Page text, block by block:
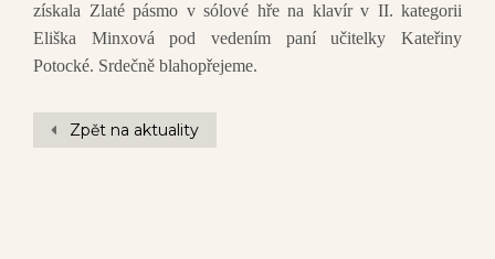
získala Zlaté pásmo v sólové hře na klavír v II. kategorii
Eliška Minxová pod vedením paní učitelky Kateřiny
Potocké. Srdečně blahopřejeme.
Zpět na aktuality